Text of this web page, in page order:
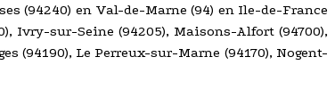
(94240) en Val-de-Marne (94) en Ile-de-France
Ivry-sur-Seine (94205), Maisons-Alfort (94700),
(94190), Le Perreux-sur-Marne (94170), Nogent-